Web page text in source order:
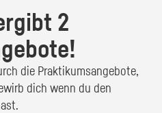
2
die Praktikumsangebote,
dich wenn du den